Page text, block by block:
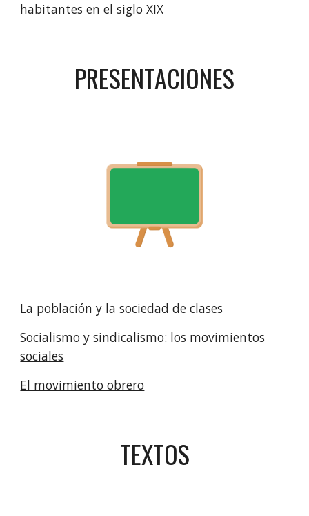
habitantes en el siglo XIX
PRESENTACIONES
La población y la sociedad de clases
Socialismo y sindicalismo: los movimientos
sociales
El movimiento obrero
TEXTOS